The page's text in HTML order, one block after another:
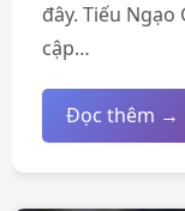
đây. Tiếu Ngạo
cập…
Đọc thêm →